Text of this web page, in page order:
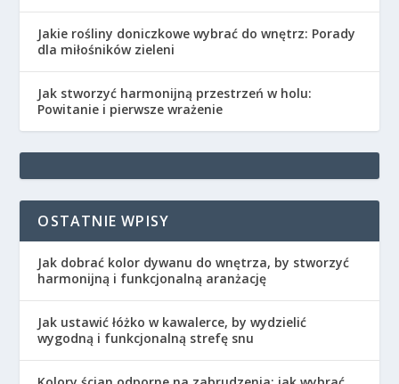
Jakie rośliny doniczkowe wybrać do wnętrz: Porady
dla miłośników zieleni
Jak stworzyć harmonijną przestrzeń w holu:
Powitanie i pierwsze wrażenie
OSTATNIE WPISY
Jak dobrać kolor dywanu do wnętrza, by stworzyć
harmonijną i funkcjonalną aranżację
Jak ustawić łóżko w kawalerce, by wydzielić
wygodną i funkcjonalną strefę snu